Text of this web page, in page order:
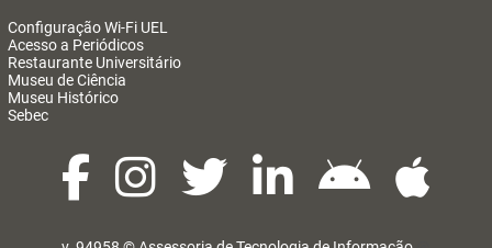
Configuração Wi-Fi UEL
Acesso a Periódicos
Restaurante Universitário
Museu de Ciência
Museu Histórico
Sebec